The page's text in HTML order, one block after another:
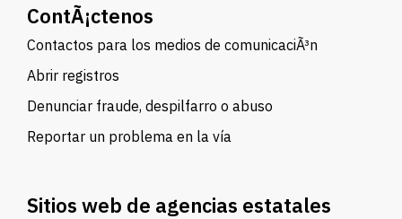
ContÃ¡ctenos
Contactos para los medios de comunicaciÃ³n
Abrir registros
Denunciar fraude, despilfarro o abuso
Reportar un problema en la vía
Sitios web de agencias estatales